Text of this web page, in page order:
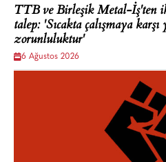
TTB ve Birleşik Metal-İş'ten
talep: 'Sıcakta çalışmaya
zorunluluktur'
6 Ağustos 2026